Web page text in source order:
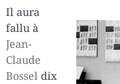
Il aura
fallu à
Jean-
Claude
Bossel dix